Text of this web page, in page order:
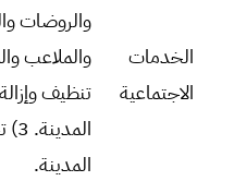
الخدمات
الاجتماعية
والروضات
تنظيف
المدينة.